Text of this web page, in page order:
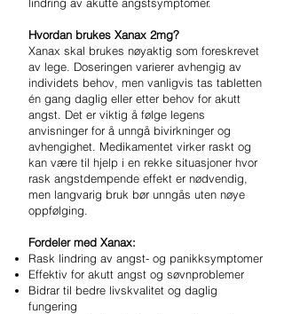
Hvordan brukes Xanax 2mg?
Xanax skal brukes nøyaktig som foreskrevet
av lege. Doseringen varierer avhengig av
individets behov, men vanligvis tas tabletten
én gang daglig eller etter behov for akutt
angst. Det er viktig å følge legens
anvisninger for å unngå bivirkninger og
avhengighet. Medikamentet virker raskt og
kan være til hjelp i en rekke situasjoner hvor
rask angstdempende effekt er nødvendig,
men langvarig bruk bør unngås uten nøye
oppfølging.
Fordeler med Xanax:
Rask lindring av angst- og panikksymptomer
Effektiv for akutt angst og søvnproblemer
Bidrar til bedre livskvalitet og daglig
fungering